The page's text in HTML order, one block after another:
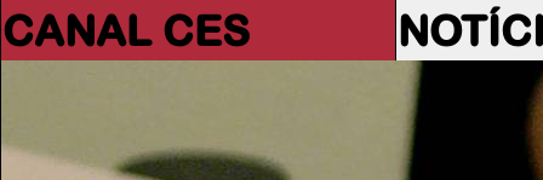
CANAL CES